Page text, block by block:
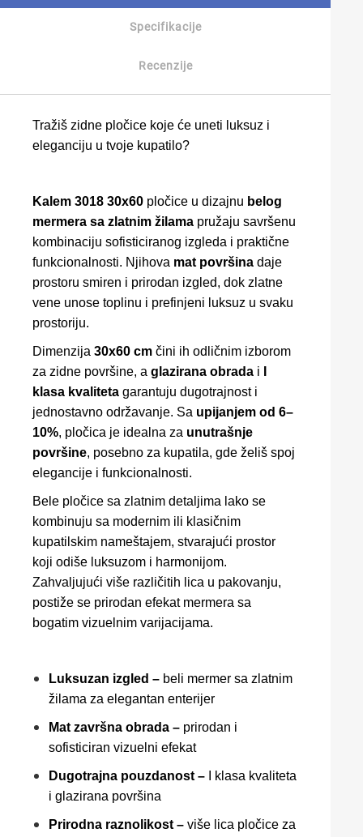
Specifikacije
Recenzije
Tražiš zidne pločice koje će uneti luksuz i
eleganciju u tvoje kupatilo?
Kalem 3018 30x60 pločice u dizajnu belog
mermera sa zlatnim žilama pružaju savršenu
kombinaciju sofisticiranog izgleda i praktične
funkcionalnosti. Njihova mat površina daje
prostoru smiren i prirodan izgled, dok zlatne
vene unose toplinu i prefinjeni luksuz u svaku
prostoriju.
Dimenzija 30x60 cm čini ih odličnim izborom
za zidne površine, a glazirana obrada i
klasa kvaliteta garantuju dugotrajnost i
jednostavno održavanje. Sa upijanjem od 6–
10%, pločica je idealna za unutrašnje
površine, posebno za kupatila, gde želiš spoj
elegancije i funkcionalnosti.
Bele pločice sa zlatnim detaljima lako se
kombinuju sa modernim ili klasičnim
kupatilskim nameštajem, stvarajući prostor
koji odiše luksuzom i harmonijom.
Zahvaljujući više različitih lica u pakovanju,
postiže se prirodan efekat mermera sa
bogatim vizuelnim varijacijama.
Luksuzan izgled – beli mermer sa zlatnim
žilama za elegantan enterijer
Mat završna obrada – prirodan i
sofisticiran vizuelni efekat
Dugotrajna pouzdanost – I klasa kvaliteta
i glazirana površina
Prirodna raznolikost – više lica pločice za